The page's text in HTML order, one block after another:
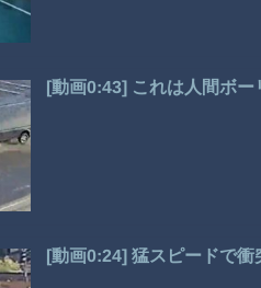
[動画0:43] これは人間ボ
[動画0:24] 猛スピードで